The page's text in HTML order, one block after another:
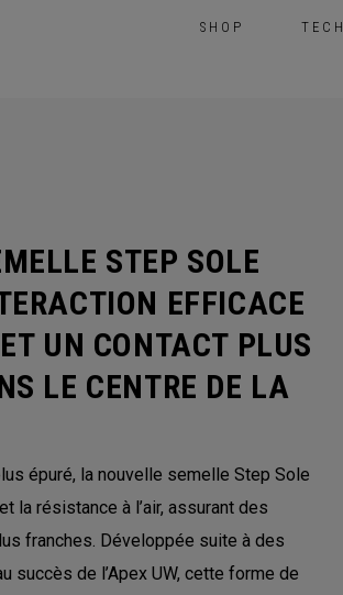
SHOP TECH
STEP SOLE
EFFICACE
UN CONTACT PLUS
LE CENTRE DE LA
épuré, la nouvelle semelle Step Sole
la résistance à l’air, assurant des
franches. Développée suite à des
succès de l’Apex UW, cette forme de